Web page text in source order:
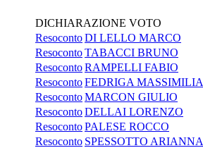
DICHIARAZIONE VOTO
ResocontoDI LELLO MARCO
ResocontoTABACCI BRUNO
ResocontoRAMPELLI FABIO
ResocontoFEDRIGA
ResocontoMARCON GIULIO
ResocontoDELLAI LORENZO
ResocontoPALESE ROCCO
Resoconto SPESSOTTO ARIANNA